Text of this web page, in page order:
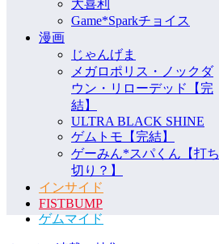
大喜利
Game*Sparkチョイス
漫画
じゃんげま
メガロポリス・ノックダ
ウン・リローデッド【完
結】
ULTRA BLACK SHINE
ゲムトモ【完結】
ゲーみん*スパくん【打ち
切り？】
インサイド
FISTBUMP
ゲムマイド